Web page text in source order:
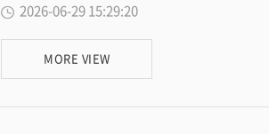
리 방법을 직접 체험할 수 있도록 마련했다 . 특히 질병관리청 국민소통단과 전북아토피천식교육정보센터가 함께 참여해 현장 홍보와 전문
교육 · 상담을 연계한 협력형 건강 캠페인으로 진행했다 . 전북아토피천식교육정보센터는 아토피피부염 , 천식 , 알레르기비염 , 식품알레르
기 등 주요 알레르기질환에 대한 교육자료를 제공하고 , 알레르기 및 폐기능 검사와 연계한 상담을 통해 주민들이 자신의 건
고 생활 속 관리 방법을 배울 수 있도록 지원했다 . 또한 참여 주민들은 전문상담을 통해 평소 궁금했던 알레르기 증상 , 호흡기 건강관리 , 실
내 환경관리 , 올바른 보습관리 , 식품알레르기 주의사항 등에 대해 안내받았다 . 이를 통해 단순 홍보에 그치지 않고 개인별 건강 상태와 생활
2026-06-29 15:29:20
MORE VIEW